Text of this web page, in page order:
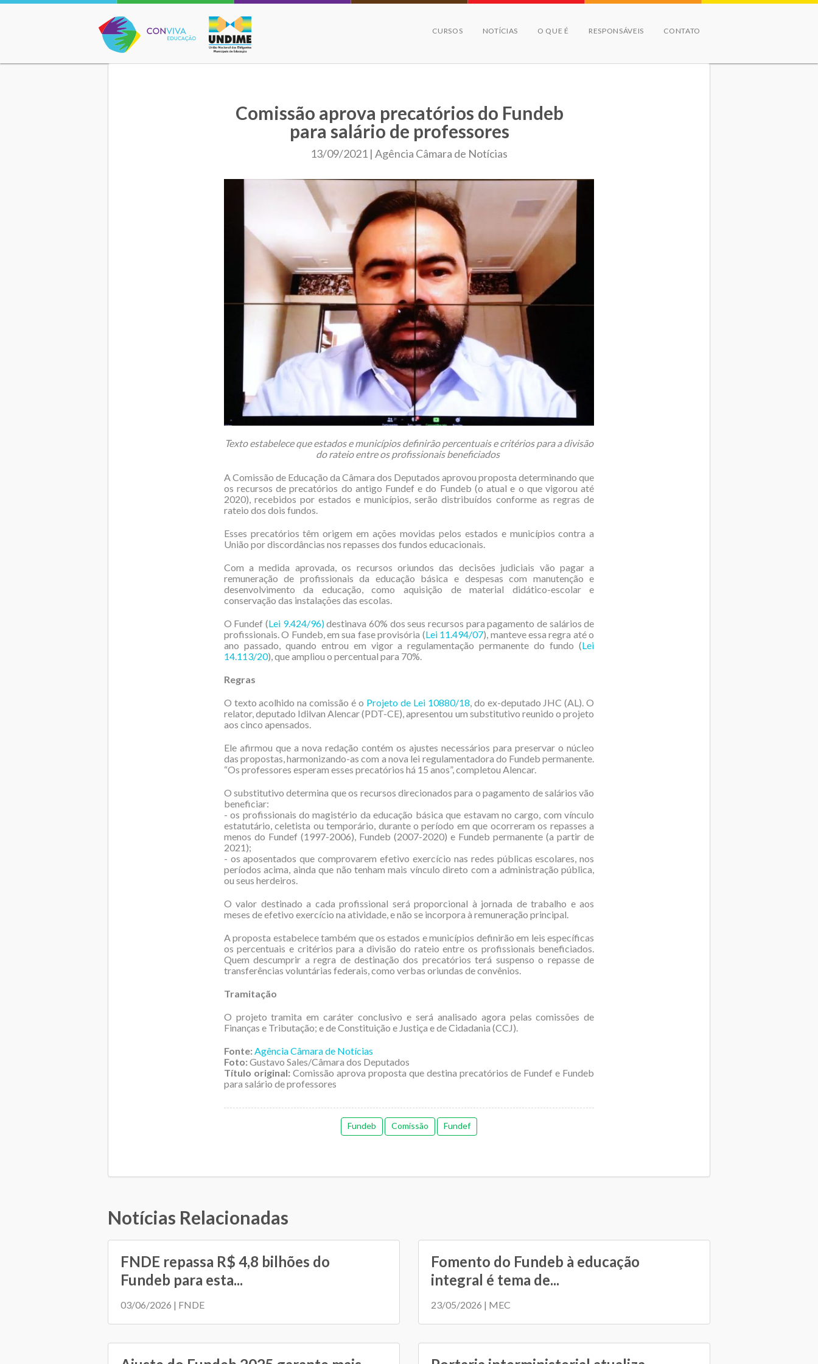
Conviva Educação
CURSOS NOTÍCIAS O QUE É RESPONSÁVEIS CONTATO
Comissão aprova precatórios do Fundeb
para salário de professores
13/09/2021 | Agência Câmara de Notícias
Texto estabelece que estados e municípios definirão percentuais e critérios para a divisão
do rateio entre os profissionais beneficiados
A Comissão de Educação da Câmara dos Deputados aprovou proposta determinando que
os recursos de precatórios do antigo Fundef e do Fundeb (o atual e o que vigorou até
2020), recebidos por estados e municípios, serão distribuídos conforme as regras de
rateio dos dois fundos.
Esses precatórios têm origem em ações movidas pelos estados e municípios contra a
União por discordâncias nos repasses dos fundos educacionais.
Com a medida aprovada, os recursos oriundos das decisões judiciais vão pagar a
remuneração de profissionais da educação básica e despesas com manutenção e
desenvolvimento da educação, como aquisição de material didático-escolar e
conservação das instalações das escolas.
O Fundef (Lei 9.424/96)destinava 60% dos seus recursos para pagamento de salários de
profissionais. O Fundeb, em sua fase provisória (Lei 11.494/07), manteve essa regra até o
ano passado, quando entrou em vigor a regulamentação permanente do fundo (Lei
14.113/20), que ampliou o percentual para 70%.
Regras
O texto acolhido na comissão é o Projeto de Lei 10880/18 , do ex-deputado JHC (AL). O
relator, deputado Idilvan Alencar (PDT-CE), apresentou um substitutivo reunido o projeto
aos cinco apensados.
Ele afirmou que a nova redação contém os ajustes necessários para preservar o núcleo
das propostas, harmonizando-as com a nova lei regulamentadora do Fundeb permanente.
“Os professores esperam esses precatórios há 15 anos”, completou Alencar.
O substitutivo determina que os recursos direcionados para o pagamento de salários vão
beneficiar:
- os profissionais do magistério da educação básica que estavam no cargo, com vínculo
estatutário, celetista ou temporário, durante o período em que ocorreram os repasses a
menos do Fundef (1997-2006), Fundeb (2007-2020) e Fundeb permanente (a partir de
2021);
- os aposentados que comprovarem efetivo exercício nas redes públicas escolares, nos
períodos acima, ainda que não tenham mais vínculo direto com a administração pública,
ou seus herdeiros.
O valor destinado a cada profissional será proporcional à jornada de trabalho e aos
meses de efetivo exercício na atividade, e não se incorpora à remuneração principal.
A proposta estabelece também que os estados e municípios definirão em leis específicas
os percentuais e critérios para a divisão do rateio entre os profissionais beneficiados.
Quem descumprir a regra de destinação dos precatórios terá suspenso o repasse de
transferências voluntárias federais, como verbas oriundas de convênios.
Tramitação
O projeto tramita em caráter conclusivo e será analisado agora pelas comissões de
Finanças e Tributação; e de Constituição e Justiça e de Cidadania (CCJ).
Fonte: Agência Câmara de Notícias
Foto: Gustavo Sales/Câmara dos Deputados
Título original: Comissão aprova proposta que destina precatórios de Fundef e Fundeb
para salário de professores
Fundeb Comissão Fundef
Notícias Relacionadas
FNDE repassa R$ 4,8 bilhões do
Fundeb para esta...
03/06/2026 | FNDE
Fomento do Fundeb à educação
integral é tema de...
23/05/2026 | MEC